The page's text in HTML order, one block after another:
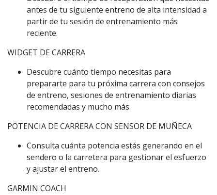
antes de tu siguiente entreno de alta intensidad a
partir de tu sesión de entrenamiento más
reciente.
WIDGET DE CARRERA
Descubre cuánto tiempo necesitas para
prepararte para tu próxima carrera con consejos
de entreno, sesiones de entrenamiento diarias
recomendadas y mucho más.
POTENCIA DE CARRERA CON SENSOR DE MUÑECA
Consulta cuánta potencia estás generando en el
sendero o la carretera para gestionar el esfuerzo
y ajustar el entreno.
GARMIN COACH